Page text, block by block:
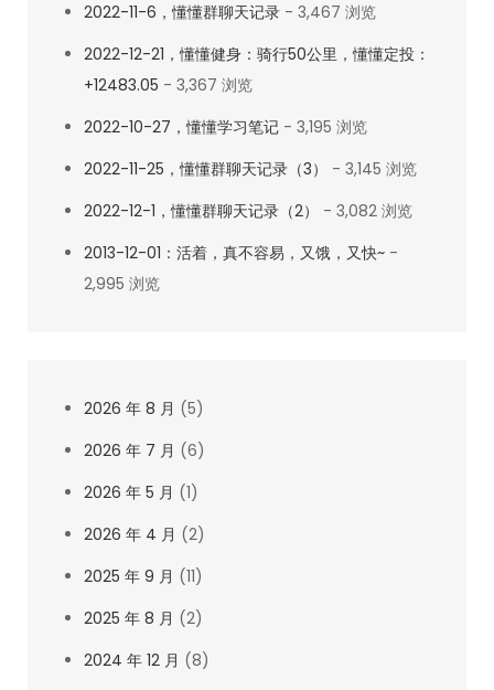
2022-11-6，懂懂群聊天记录 - 3,467 浏览
2022-12-21，懂懂健身：骑行50公里，懂懂定投：
+12483.05 - 3,367 浏览
2022-10-27，懂懂学习笔记 - 3,195 浏览
2022-11-25，懂懂群聊天记录（3）
- 3,145 浏览
2022-12-1，懂懂群聊天记录（2）
- 3,082 浏览
2013-12-01：活着，真不容易，又饿，又快~ -
2,995 浏览
2026 年 8 月 (5)
2026 年 7 月 (6)
2026 年 5 月 (1)
2026 年 4 月 (2)
2025 年 9 月 (11)
2025 年 8 月 (2)
2024 年 12 月 (8)